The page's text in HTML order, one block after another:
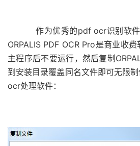
作为优秀的pdf ocr识别软件和
ORPALIS PDF OCR Pro是商业收
主程序后不要运行，然后复制
到安装目录覆盖同名文件即可无限
ocr处理软件：